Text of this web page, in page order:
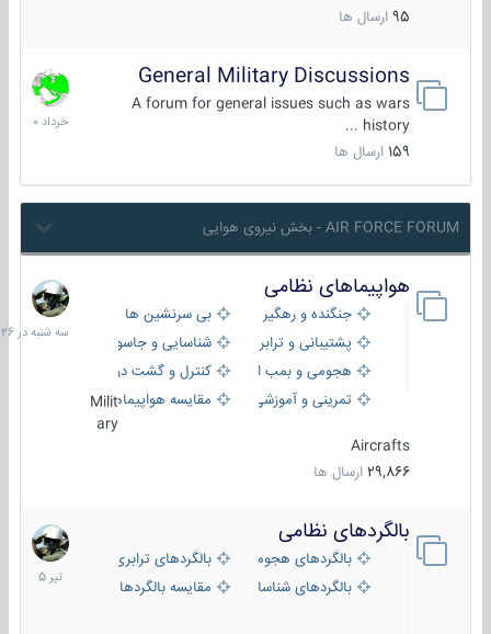
95 ارسال ها
General Military Discussions
A forum for general issues such as wars
history ...
159 ارسال ها
10
خرداد
1400
AIR FORCE FORUM - بخش نیروی هوایی
هواپیماهای نظامی
جنگنده و رهگیر
بی سرنشین ها
پشتیبانی و ترابری
شناسایی و جاسوسی
هجومی و بمب افکن
کنترل و گشت دریایی
تمرینی و آموزشی
مقایسه هواپیماهاMilit
ary
Aircrafts
29,866 ارسال ها
سه
شنبه
در
بالگردهای نظامی
بالگردهای هجومی
بالگردهای ترابری
بالگردهای شناسایی
مقایسه بالگردها
22
تیر
1405